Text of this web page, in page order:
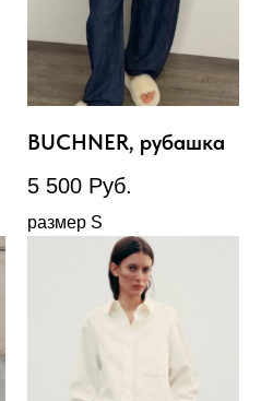
BUCHNER, рубашка
5 500 Руб.
размер S